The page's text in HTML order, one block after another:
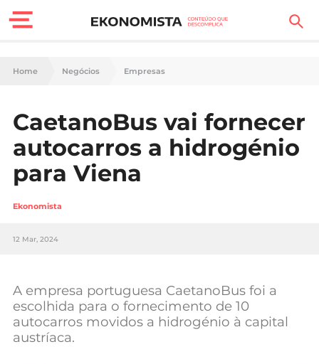
Finanças Pessoais
Carreira
Casa
Lifestyle
Sociedade
Negócios
Mundial 2026
Home Negócios Empresas
CaetanoBus vai fornecer
autocarros a hidrogénio
para Viena
Ekonomista
12 Mar, 2024
A empresa portuguesa CaetanoBus foi a
escolhida para o fornecimento de 10
autocarros movidos a hidrogénio à capital
austríaca.